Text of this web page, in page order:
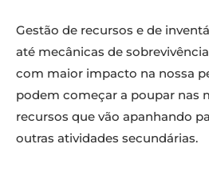
Gestão de recursos e de
até mecânicas de
com maior impacto na nossa
podem começar a poupar nas
recursos que vão apanhando
outras atividades secundárias.